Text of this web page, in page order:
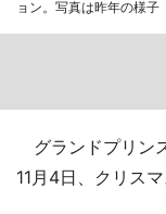
ョン。写真は昨年の様子
グランドプリン
11月4日、クリス